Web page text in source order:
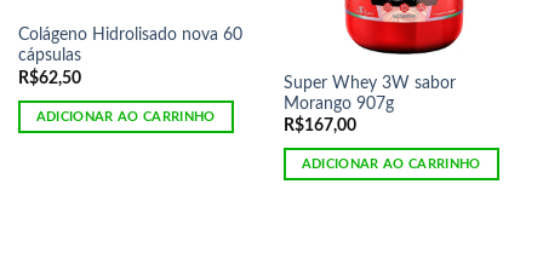
Colágeno Hidrolisado nova 60
cápsulas
R$62,50
ADICIONAR AO CARRINHO
Super Whey 3W sabor
Morango 907g
R$167,00
ADICIONAR AO CARRINHO